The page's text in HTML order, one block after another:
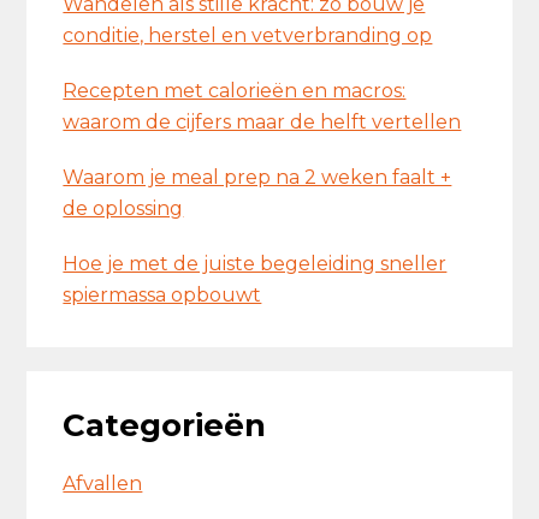
conditie, herstel en vetverbranding op
Recepten met calorieën en macros:
waarom de cijfers maar de helft vertellen
Waarom je meal prep na 2 weken faalt +
de oplossing
Hoe je met de juiste begeleiding sneller
spiermassa opbouwt
Categorieën
Afvallen